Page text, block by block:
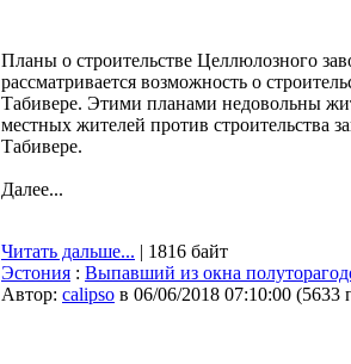
Планы о строительстве Целлюлозного
рассматривается возможность о
Табивере. Этими планами недовольны
местных жителей против строительства
Табивере.
Далее...
Читать дальше... | 1816 байт
Эстония : Выпавший из окна
Автор: calipso в 06/06/2018 07:10:00 (5633